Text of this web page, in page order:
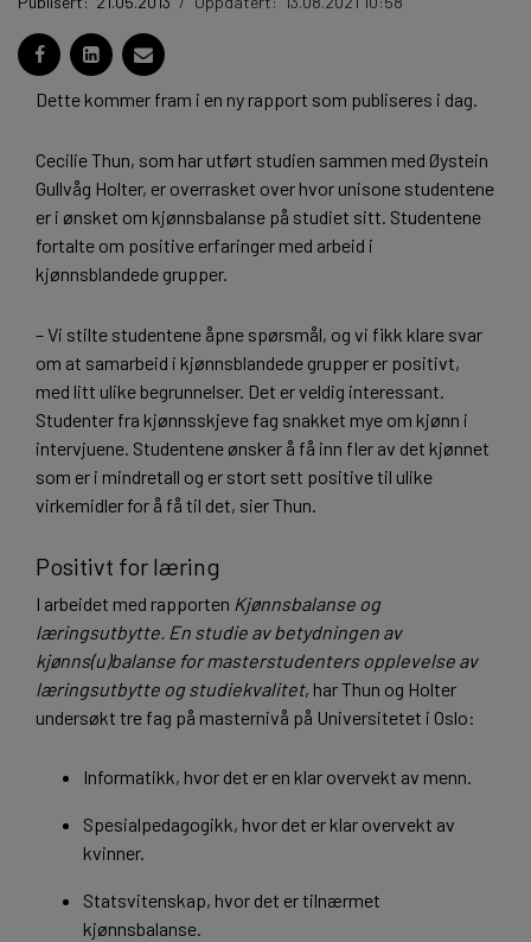
Dette kommer fram i en ny rapport som publiseres i dag.
Cecilie Thun, som har utført studien sammen med Øystein
Gullvåg Holter, er overrasket over hvor unisone studentene
er i ønsket om kjønnsbalanse på studiet sitt. Studentene
fortalte om positive erfaringer med arbeid i
kjønnsblandede grupper.
– Vi stilte studentene åpne spørsmål, og vi fikk klare svar
om at samarbeid i kjønnsblandede grupper er positivt,
med litt ulike begrunnelser. Det er veldig interessant.
Studenter fra kjønnsskjeve fag snakket mye om kjønn i
intervjuene. Studentene ønsker å få inn fler av det kjønnet
som er i mindretall og er stort sett positive til ulike
virkemidler for å få til det, sier Thun.
Positivt for læring
I arbeidet med rapporten Kjønnsbalanse og
læringsutbytte. En studie av betydningen av
kjønns(u)balanse for masterstudenters opplevelse av
læringsutbytte og studiekvalitet, har Thun og Holter
undersøkt tre fag på masternivå på Universitetet i Oslo:
Informatikk, hvor det er en klar overvekt av menn.
Spesialpedagogikk, hvor det er klar overvekt av
kvinner.
Statsvitenskap, hvor det er tilnærmet
kjønnsbalanse.